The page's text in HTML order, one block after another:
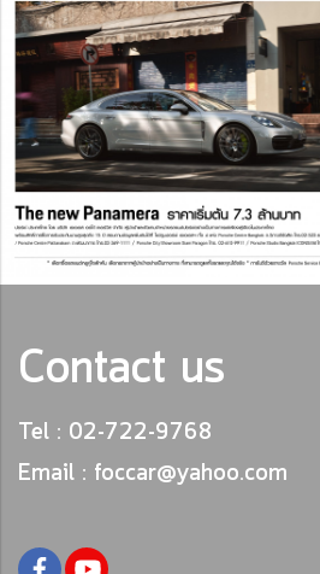
Contact us
Tel : 02-722-9768
Email : foccar@yahoo.com